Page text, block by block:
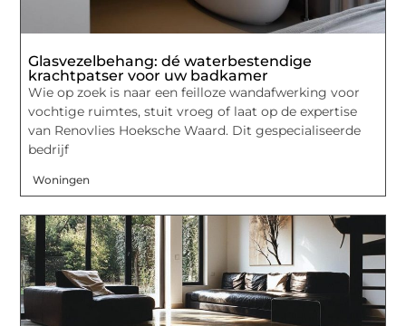
Glasvezelbehang: dé waterbestendige
krachtpatser voor uw badkamer
Wie op zoek is naar een feilloze wandafwerking voor
vochtige ruimtes, stuit vroeg of laat op de expertise
van Renovlies Hoeksche Waard. Dit gespecialiseerde
bedrijf
Woningen